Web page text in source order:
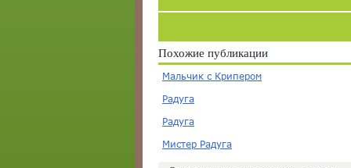
Похожие публикации
Мальчик с Крипером
Радуга
Радуга
Мистер Радуга